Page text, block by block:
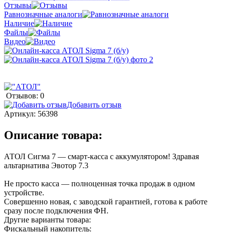
Отзывы
Равнозначные аналоги
Наличие
Файлы
Видео
Отзывов: 0
Добавить отзыв
Артикул: 56398
Описание товара:
АТОЛ Сигма 7 — смарт-касса с аккумулятором! Здравая
альтарнатива Эвотор 7.3
Не просто касса — полноценная точка продаж в одном
устройстве.
Совершенно новая, с заводской гарантией, готова к работе
сразу после подключения ФН.
Другие варианты товара:
Фискальный накопитель: